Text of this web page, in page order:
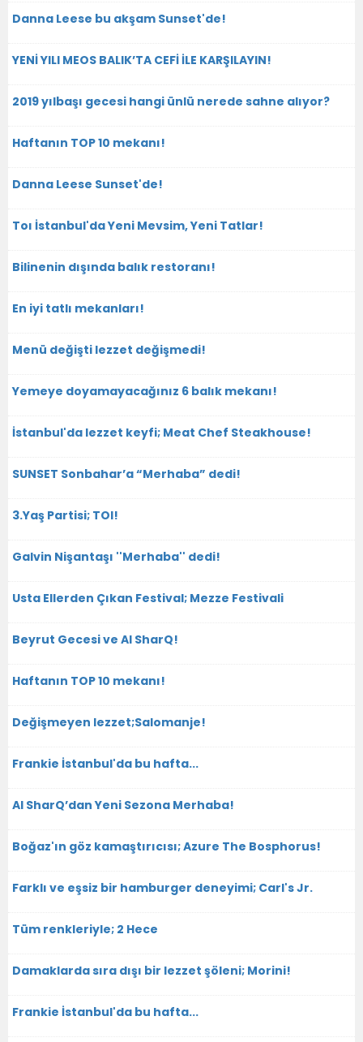
Danna Leese bu akşam Sunset'de!
YENİ YILI MEOS BALIK’TA CEFİ İLE KARŞILAYIN!
2019 yılbaşı gecesi hangi ünlü nerede sahne alıyor?
Haftanın TOP 10 mekanı!
Danna Leese Sunset'de!
Toı İstanbul'da Yeni Mevsim, Yeni Tatlar!
Bilinenin dışında balık restoranı!
En iyi tatlı mekanları!
Menü değişti lezzet değişmedi!
Yemeye doyamayacağınız 6 balık mekanı!
İstanbul'da lezzet keyfi; Meat Chef Steakhouse!
SUNSET Sonbahar’a “Merhaba” dedi!
3.Yaş Partisi; TOI!
Galvin Nişantaşı ''Merhaba'' dedi!
Usta Ellerden Çıkan Festival; Mezze Festivali
Beyrut Gecesi ve Al SharQ!
Haftanın TOP 10 mekanı!
Değişmeyen lezzet;Salomanje!
Frankie İstanbul'da bu hafta...
Al SharQ’dan Yeni Sezona Merhaba!
Boğaz'ın göz kamaştırıcısı; Azure The Bosphorus!
Farklı ve eşsiz bir hamburger deneyimi; Carl's Jr.
Tüm renkleriyle; 2 Hece
Damaklarda sıra dışı bir lezzet şöleni; Morini!
Frankie İstanbul'da bu hafta...